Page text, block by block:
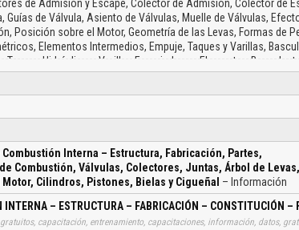
de Admisión y Escape, Colector de Admisión, Colector de
de Válvula, Asiento de Válvulas, Muelle de Válvulas,
Posición sobre el Motor, Geometría de las Levas, Formas de
Elementos Intermedios, Empuje, Taques y Varillas,
Hidráulicos, Varillas Empujadoras, Elementos
la Regulación del Juego de Válvulas, Efectos de la Dilatación,
Tipos de Dispositivos para Realizar la Regulación, Sistemas de
Sistema OHC y DOHC, Válvulas en Línea, Válvulas en Angulo
de la Distribución, Ruedas Dentadas, Cadena de Rodillos,
Ascenso, Velocidad del Pistón, Fuerzas que Actúan sobre
Resistencia al Desgaste, Buena Conductividad Térmica,
en el Bloque, Bloque con Camisas, Camisas Secas, Camisas
Mantener la Estanqueidad, Transmitir el Exceso de Calor a
Segmentos, Alojamiento del Bulón, Falda a Vástago,
Robusta, Cualidades de Deslizamiento, Coeficiente
Auto térmico, Pistón Compensador, Segmentos,
Interna – Estructura, Fabricación, Partes,
Combustión, Válvulas, Colectores, Juntas, Árbol de Levas,
Cilindros, Pistones, Bielas y Cigueñal – Información
– ESTRUCTURA – FABRICACIÓN –